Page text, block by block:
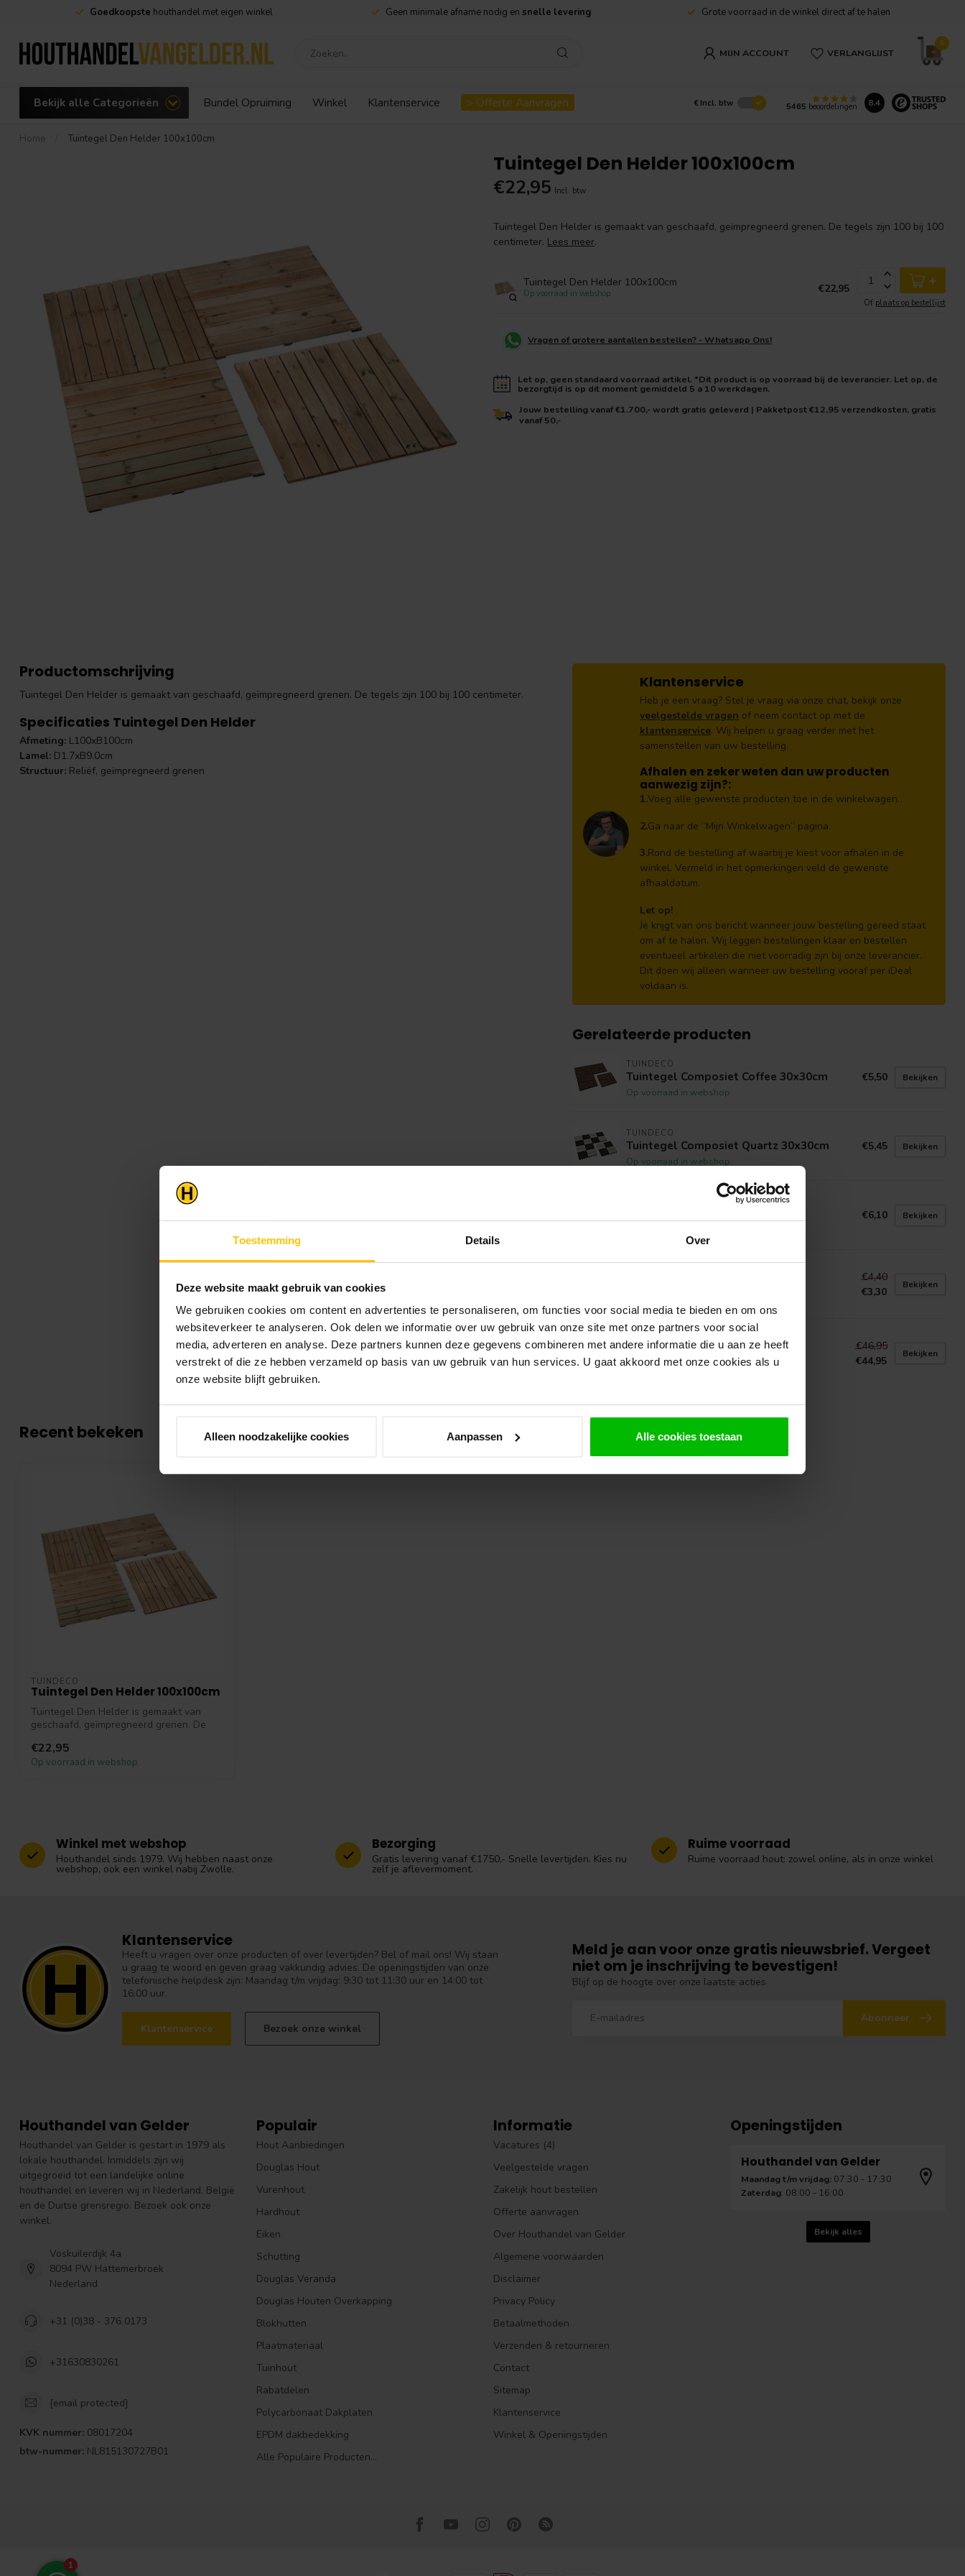
Toestemming Details Over
Deze website maakt gebruik van cookies
We gebruiken cookies om content en advertenties te personaliseren, om functies voor social media te bieden en om ons
websiteverkeer te analyseren. Ook delen we informatie over uw gebruik van onze site met onze partners voor social
media, adverteren en analyse. Deze partners kunnen deze gegevens combineren met andere informatie die u aan ze heeft
verstrekt of die ze hebben verzameld op basis van uw gebruik van hun services. U gaat akkoord met onze cookies als u
onze website blijft gebruiken.
Alleen noodzakelijke cookies Aanpassen Alle cookies toestaan
Goedkoopste houthandel met eigen winkel Geen minimale afname nodig en snelle levering Grote voorraad in de winkel direct af te halen
MIJN ACCOUNT VERLANGLIJST
0
Bekijk alle Categorieën Bundel Opruiming Winkel Klantenservice > Offerte Aanvragen € Incl. btw 5465 beoordelingen 8.4
Home Tuintegel Den Helder 100x100cm
Tuintegel Den Helder 100x100cm
€22,95 Incl. btw
Tuintegel Den Helder is gemaakt van geschaafd, geïmpregneerd grenen. De tegels zijn 100 bij 100
centimeter. Lees meer.
Tuintegel Den Helder 100x100cm
Op voorraad in webshop €22,95 +
Of plaats op bestellijst
Vragen of grotere aantallen bestellen? - Whatsapp Ons!
Let op, geen standaard voorraad artikel. *Dit product is op voorraad bij de leverancier. Let op, de
bezorgtijd is op dit moment gemiddeld 5 a 10 werkdagen.
Jouw bestelling vanaf €1.700,- wordt gratis geleverd | Pakketpost €12,95 verzendkosten, gratis
vanaf 50,-
Productomschrijving
Tuintegel Den Helder is gemaakt van geschaafd, geïmpregneerd grenen. De tegels zijn 100 bij 100 centimeter.
Specificaties Tuintegel Den Helder
Afmeting: L100xB100cm
Lamel: D1.7xB9.0cm
Structuur: Reliëf, geïmpregneerd grenen
Klantenservice
Heb je een vraag? Stel je vraag via onze chat, bekijk onze
veelgestelde vragen of neem contact op met de
klantenservice. Wij helpen u graag verder met het
samenstellen van uw bestelling.
Afhalen en zeker weten dan uw producten
aanwezig zijn?:
1.Voeg alle gewenste producten toe in de winkelwagen.
2.Ga naar de “Mijn Winkelwagen” pagina.
3.Rond de bestelling af waarbij je kiest voor afhalen in de
winkel. Vermeld in het opmerkingen veld de gewenste
afhaaldatum.
Let op!
Je krijgt van ons bericht wanneer jouw bestelling gereed staat
om af te halen. Wij leggen bestellingen klaar en bestellen
eventueel artikelen die niet voorradig zijn bij onze leverancier.
Dit doen wij alleen wanneer uw bestelling vooraf per iDeal
voldaan is.
Gerelateerde producten
TUINDECO
Tuintegel Composiet Coffee 30x30cm
Op voorraad in webshop
€5,50 Bekijken
TUINDECO
Tuintegel Composiet Quartz 30x30cm
Op voorraad in webshop
€5,45 Bekijken
€6,10 Bekijken
€4,40
€3,30
Bekijken
TUINDECO
Tuintegel Yogyakarta 100x100cm
Op voorraad in webshop
€46,95
€44,95
Bekijken
Recent bekeken
TUINDECO
Tuintegel Den Helder 100x100cm
Tuintegel Den Helder is gemaakt van
geschaafd, geïmpregneerd grenen. De
€22,95
Op voorraad in webshop
Winkel met webshop
Houthandel sinds 1979. Wij hebben naast onze
webshop, ook een winkel nabij Zwolle.
Bezorging
Gratis levering vanaf €1750,- Snelle levertijden. Kies nu
zelf je aflevermoment.
Ruime voorraad
Ruime voorraad hout: zowel online, als in onze winkel
Klantenservice
Heeft u vragen over onze producten of over levertijden? Bel of mail ons! Wij staan
u graag te woord en geven graag vakkundig advies. De openingstijden van onze
telefonische helpdesk zijn: Maandag t/m vrijdag: 9:30 tot 11:30 uur en 14:00 tot
16:00 uur.
Klantenservice Bezoek onze winkel
Meld je aan voor onze gratis nieuwsbrief. Vergeet
niet om je inschrijving te bevestigen!
Blijf op de hoogte over onze laatste acties
Abonneer
Houthandel van Gelder
Houthandel van Gelder is gestart in 1979 als
lokale houthandel. Inmiddels zijn wij
uitgegroeid tot een landelijke online
houthandel en leveren wij in Nederland, België
en de Duitse grensregio. Bezoek ook onze
winkel.
Voskuilerdijk 4a
8094 PW Hattemerbroek
Nederland
+31 (0)38 - 376 0173
+31630830261
[email protected]
KVK nummer: 08017204
btw-nummer: NL815130727B01
Populair
Hout Aanbiedingen
Douglas Hout
Vurenhout
Hardhout
Eiken
Schutting
Douglas Veranda
Douglas Houten Overkapping
Blokhutten
Plaatmateriaal
Tuinhout
Rabatdelen
Polycarbonaat Dakplaten
EPDM dakbedekking
Alle Populaire Producten...
Informatie
Vacatures (4)
Veelgestelde vragen
Zakelijk hout bestellen
Offerte aanvragen
Over Houthandel van Gelder
Algemene voorwaarden
Disclaimer
Privacy Policy
Betaalmethoden
Verzenden & retourneren
Contact
Sitemap
Klantenservice
Winkel & Openingstijden
Openingstijden
Houthandel van Gelder
Maandag t/m vrijdag: 07:30 - 17:30
Zaterdag: 08:00 - 16:00
Bekijk alles